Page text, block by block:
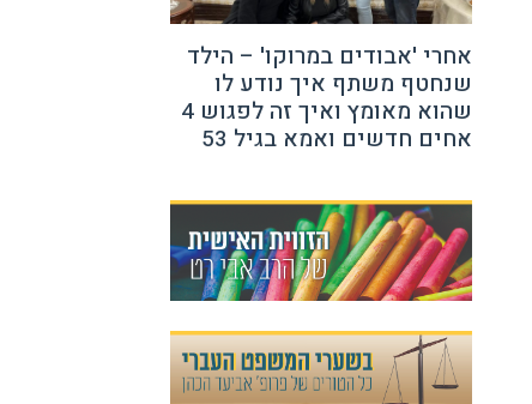
אחרי 'אבודים במרוקו' – הילד
שנחטף משתף איך נודע לו
שהוא מאומץ ואיך זה לפגוש 4
אחים חדשים ואמא בגיל 53